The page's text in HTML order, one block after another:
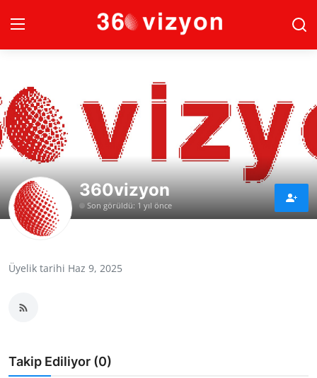
Anasayfa
Güncel Haberler
Son Dakika
Ekonomi
360vizyon
Son görüldü: 1 yıl önce
Üyelik tarihi Haz 9, 2025
Takip Ediliyor (0)